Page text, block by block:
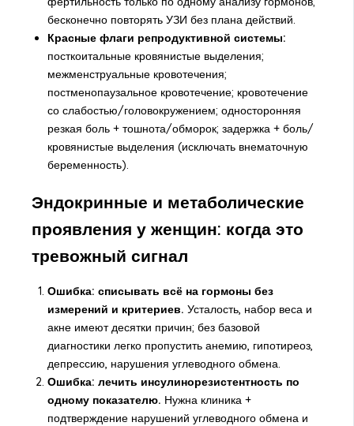
бесконечно повторять УЗИ без плана действий.
Красные флаги репродуктивной системы:
посткоитальные кровянистые выделения;
межменструальные кровотечения;
постменопаузальное кровотечение; кровотечение
со слабостью/головокружением; односторонняя
резкая боль + тошнота/обморок; задержка + боль/
кровянистые выделения (исключать внематочную
беременность).
Эндокринные и метаболические
проявления у женщин: когда это
тревожный сигнал
Ошибка: списывать всё на гормоны без
измерений и критериев. Усталость, набор веса и
акне имеют десятки причин; без базовой
диагностики легко пропустить анемию, гипотиреоз,
депрессию, нарушения углеводного обмена.
Ошибка: лечить инсулинорезистентность по
одному показателю. Нужна клиника +
подтверждение нарушений углеводного обмена и